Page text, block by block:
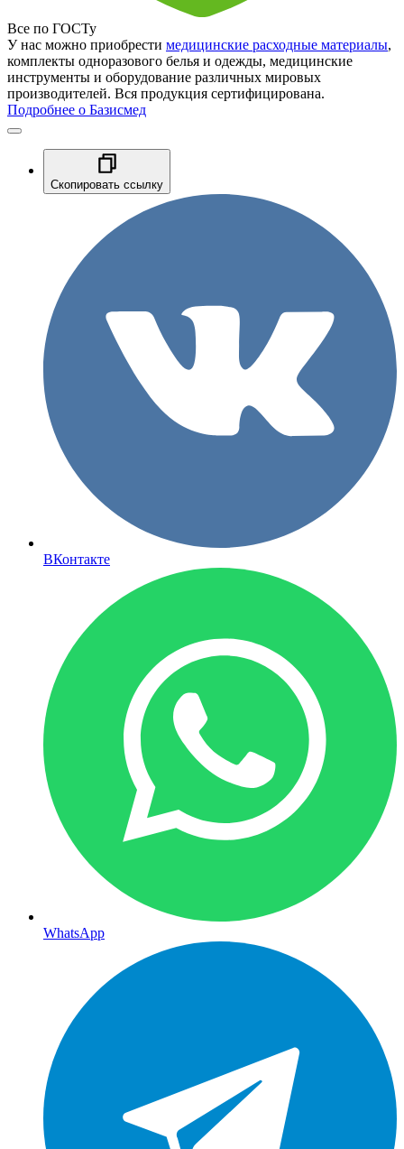
Все по ГОСТу
У нас можно приобрести медицинские расходные материалы,
комплекты одноразового белья и одежды, медицинские
инструменты и оборудование различных мировых
производителей. Вся продукция сертифицирована.
Подробнее о Базисмед
Скопировать ссылку
ВКонтакте
WhatsApp